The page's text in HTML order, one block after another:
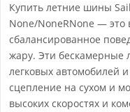
Купить летние шины
None/NoneRNone —
сбалансированное
жару. Эти бескамерные
легковых автомобилей
сцепление на сухом и
высоких скоростях и